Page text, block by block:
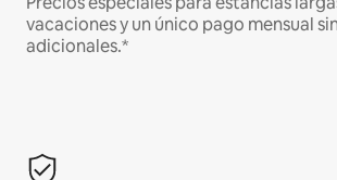
vacaciones y un único pago mensual
adicionales.*